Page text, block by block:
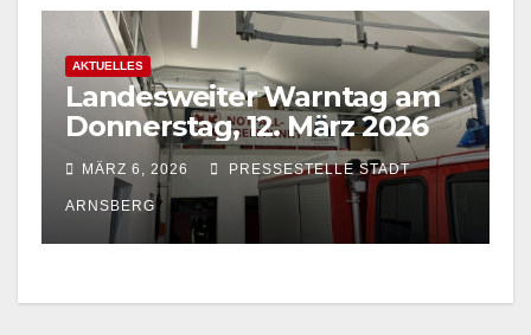
AKTUELLES
Landesweiter Warntag am
Donnerstag, 12. März 2026
MÄRZ 6, 2026 PRESSESTELLE STADT
ARNSBERG